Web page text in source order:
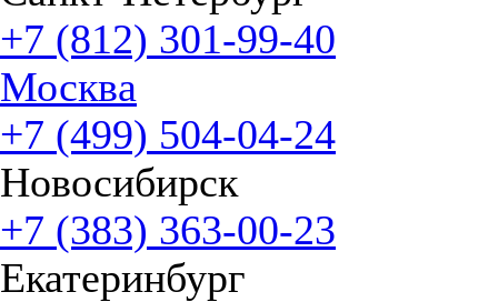
+7 (812) 301-99-40
Москва
+7 (499) 504-04-24
Новосибирск
+7 (383) 363-00-23
Екатеринбург